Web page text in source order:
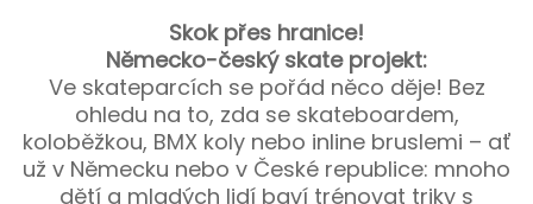
Skok přes hranice!
Německo-český skate projekt:
Ve skateparcích se pořád něco děje! Bez
ohledu na to, zda se skateboardem,
koloběžkou, BMX koly nebo inline bruslemi – ať
už v Německu nebo v České republice: mnoho
dětí a mladých lidí baví trénovat triky s